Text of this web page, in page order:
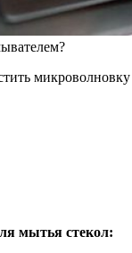
микроволновку
мытья стекол: